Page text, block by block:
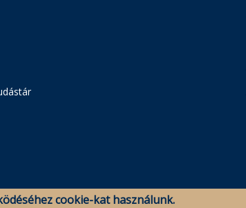
cookie-kat használunk.